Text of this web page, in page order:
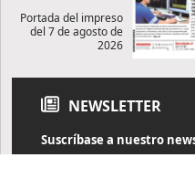
Portada del impreso
del 7 de agosto de
2026
NEWSLETTER
Suscríbase a nuestro
Reciba diariamente